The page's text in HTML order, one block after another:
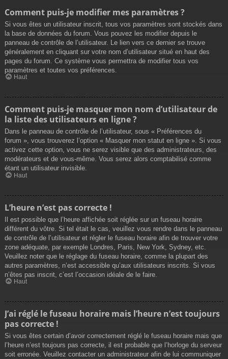
Comment puis-je modifier mes paramètres ?
Si vous êtes un utilisateur inscrit, tous vos paramètres sont stockés dans
la base de données du forum. Vous pouvez les modifier depuis le
panneau de contrôle de l’utilisateur. Le lien vers ce dernier se trouve
généralement en cliquant sur votre nom d’utilisateur situé en haut des
pages du forum. Ce système vous permettra de modifier tous vos
paramètres et toutes vos préférences.
Haut
Comment puis-je masquer mon nom d’utilisateur de
la liste des utilisateurs en ligne ?
Dans le panneau de contrôle de l’utilisateur, sous « Préférences du
forum », vous trouverez l’option « Masquer mon statut en ligne ». Si vous
activez cette option, vous ne serez visible que des administrateurs, des
modérateurs et de vous-même. Vous serez alors comptabilisé comme
étant un utilisateur invisible.
Haut
L’heure n’est pas correcte !
Il est possible que l’heure affichée soit réglée sur un fuseau horaire
différent du vôtre. Si tel était le cas, veuillez vous rendre dans le panneau
de contrôle de l’utilisateur et régler le fuseau horaire afin de trouver votre
zone adéquate, par exemple Londres, Paris, New York, Sydney, etc.
Veuillez noter que le réglage du fuseau horaire, comme la plupart des
autres paramètres, n’est accessible qu’aux utilisateurs inscrits. Si vous
n’êtes pas inscrit, c’est l’occasion idéale de le faire.
Haut
J’ai réglé le fuseau horaire mais l’heure n’est toujours
pas correcte !
Si vous êtes certain d’avoir correctement réglé le fuseau horaire mais que
l’heure n’est toujours pas correcte, il est probable que l’horloge du serveur
soit erronée. Veuillez contacter un administrateur afin de lui communiquer